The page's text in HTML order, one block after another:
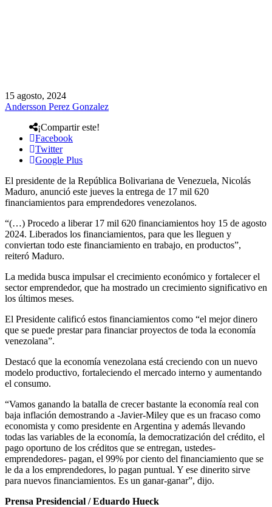
15 agosto, 2024
Andersson Perez Gonzalez
¡Compartir este!
Facebook
Twitter
Google Plus
El presidente de la República Bolivariana de Venezuela, Nicolás
Maduro, anunció este jueves la entrega de 17 mil 620
financiamientos para emprendedores venezolanos.
“(…) Procedo a liberar 17 mil 620 financiamientos hoy 15 de agosto
2024. Liberados los financiamientos, para que les lleguen y
conviertan todo este financiamiento en trabajo, en productos”,
reiteró Maduro.
La medida busca impulsar el crecimiento económico y fortalecer el
sector emprendedor, que ha mostrado un crecimiento significativo en
los últimos meses.
El Presidente calificó estos financiamientos como “el mejor dinero
que se puede prestar para financiar proyectos de toda la economía
venezolana”.
Destacó que la economía venezolana está creciendo con un nuevo
modelo productivo, fortaleciendo el mercado interno y aumentando
el consumo.
“Vamos ganando la batalla de crecer bastante la economía real con
baja inflación demostrando a -Javier-Miley que es un fracaso como
economista y como presidente en Argentina y además llevando
todas las variables de la economía, la democratización del crédito, el
pago oportuno de los créditos que se entregan, ustedes-
emprendedores- pagan, el 99% por ciento del financiamiento que se
le da a los emprendedores, lo pagan puntual. Y ese dinerito sirve
para nuevos financiamientos. Es un ganar-ganar”, dijo.
Prensa Presidencial / Eduardo Hueck